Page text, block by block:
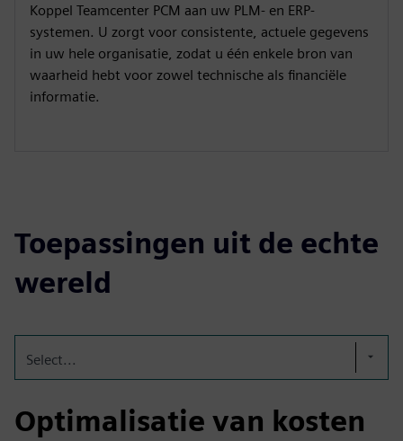
Koppel Teamcenter PCM aan uw PLM- en ERP-
systemen. U zorgt voor consistente, actuele gegevens
in uw hele organisatie, zodat u één enkele bron van
waarheid hebt voor zowel technische als financiële
informatie.
Toepassingen uit de echte
wereld
Select...
Optimalisatie van kosten